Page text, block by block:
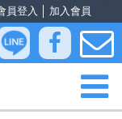
員登入 加入會員